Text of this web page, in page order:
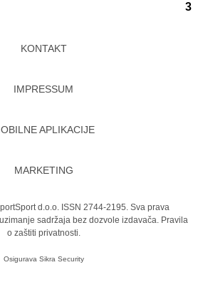
3
KONTAKT
IMPRESSUM
APLIKACIJE
MARKETING
d.o.o. ISSN 2744-2195. Sva prava
sadržaja bez dozvole izdavača. Pravila
o zaštiti privatnosti.
Osigurava Sikra Security